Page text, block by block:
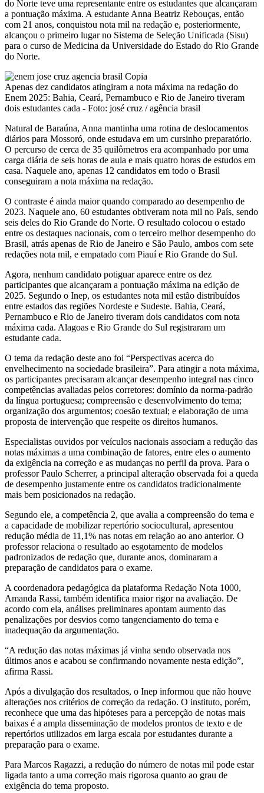
do Norte teve uma representante entre os estudantes que alcançaram
a pontuação máxima. A estudante Anna Beatriz Rebouças, então
com 21 anos, conquistou nota mil na redação e, posteriormente,
alcançou o primeiro lugar no Sistema de Seleção Unificada (Sisu)
para o curso de Medicina da Universidade do Estado do Rio Grande
do Norte.
Apenas dez candidatos atingiram a nota máxima na redação do
Enem 2025: Bahia, Ceará, Pernambuco e Rio de Janeiro tiveram
dois estudantes cada - Foto: josé cruz / agência brasil
Natural de Baraúna, Anna mantinha uma rotina de deslocamentos
diários para Mossoró, onde estudava em um cursinho preparatório.
O percurso de cerca de 35 quilômetros era acompanhado por uma
carga diária de seis horas de aula e mais quatro horas de estudos em
casa. Naquele ano, apenas 12 candidatos em todo o Brasil
conseguiram a nota máxima na redação.
O contraste é ainda maior quando comparado ao desempenho de
2023. Naquele ano, 60 estudantes obtiveram nota mil no País, sendo
seis deles do Rio Grande do Norte. O resultado colocou o estado
entre os destaques nacionais, com o terceiro melhor desempenho do
Brasil, atrás apenas de Rio de Janeiro e São Paulo, ambos com sete
redações nota mil, e empatado com Piauí e Rio Grande do Sul.
Agora, nenhum candidato potiguar aparece entre os dez
participantes que alcançaram a pontuação máxima na edição de
2025. Segundo o Inep, os estudantes nota mil estão distribuídos
entre estados das regiões Nordeste e Sudeste. Bahia, Ceará,
Pernambuco e Rio de Janeiro tiveram dois candidatos com nota
máxima cada. Alagoas e Rio Grande do Sul registraram um
estudante cada.
O tema da redação deste ano foi “Perspectivas acerca do
envelhecimento na sociedade brasileira”. Para atingir a nota máxima,
os participantes precisaram alcançar desempenho integral nas cinco
competências avaliadas pelos corretores: domínio da norma-padrão
da língua portuguesa; compreensão e desenvolvimento do tema;
organização dos argumentos; coesão textual; e elaboração de uma
proposta de intervenção que respeite os direitos humanos.
Especialistas ouvidos por veículos nacionais associam a redução das
notas máximas a uma combinação de fatores, entre eles o aumento
da exigência na correção e as mudanças no perfil da prova. Para o
professor Paulo Scherrer, a principal alteração observada foi a queda
de desempenho justamente entre os candidatos tradicionalmente
mais bem posicionados na redação.
Segundo ele, a competência 2, que avalia a compreensão do tema e
a capacidade de mobilizar repertório sociocultural, apresentou
redução média de 11,1% nas notas em relação ao ano anterior. O
professor relaciona o resultado ao esgotamento de modelos
padronizados de redação que, durante anos, dominaram a
preparação de candidatos para o exame.
A coordenadora pedagógica da plataforma Redação Nota 1000,
Amanda Rassi, também identifica maior rigor na avaliação. De
acordo com ela, análises preliminares apontam aumento das
penalizações por desvios como tangenciamento do tema e
inadequação da argumentação.
“A redução das notas máximas já vinha sendo observada nos
últimos anos e acabou se confirmando novamente nesta edição”,
afirma Rassi.
Após a divulgação dos resultados, o Inep informou que não houve
alterações nos critérios de correção da redação. O instituto, porém,
reconhece que uma das hipóteses para a percepção de notas mais
baixas é a ampla disseminação de modelos prontos de texto e de
repertórios utilizados em larga escala por estudantes durante a
preparação para o exame.
Para Marcos Ragazzi, a redução do número de notas mil pode estar
ligada tanto a uma correção mais rigorosa quanto ao grau de
exigência do tema proposto.